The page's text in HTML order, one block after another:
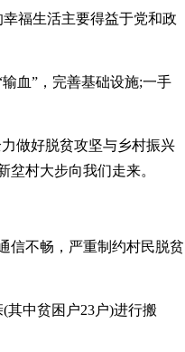
福生活主要得益于党和政
血”，完善基础设施;一手
做好脱贫攻坚与乡村振兴
村大步向我们走来。
信不畅，严重制约村民脱贫
其中贫困户23户)进行搬